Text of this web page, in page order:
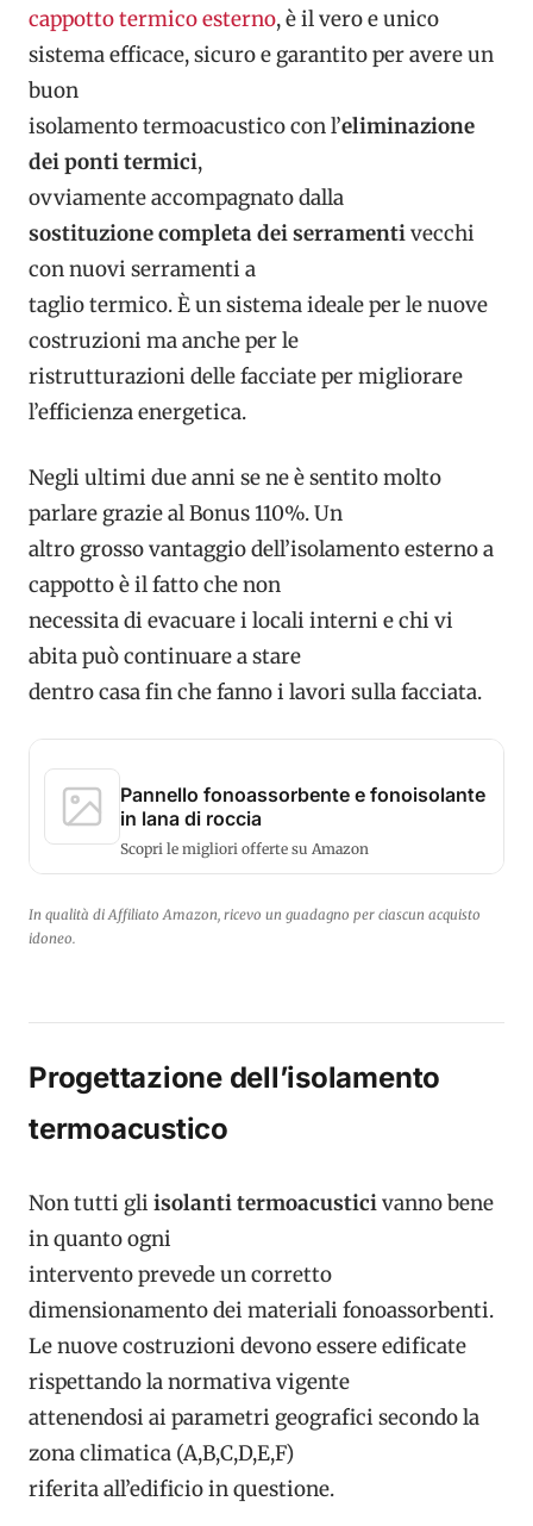
cappotto termico esterno, è il vero e unico
sistema efficace, sicuro e garantito per avere un
buon
isolamento termoacustico con l’eliminazione
dei ponti termici,
ovviamente accompagnato dalla
sostituzione completa dei serramentivecchi
con nuovi serramenti a
taglio termico. È un sistema ideale per le nuove
costruzioni ma anche per le
ristrutturazioni delle facciate per migliorare
l’efficienza energetica.
Negli ultimi due anni se ne è sentito molto
parlare grazie al Bonus 110%. Un
altro grosso vantaggio dell’isolamento esterno a
cappotto è il fatto che non
necessita di evacuare i locali interni e chi vi
abita può continuare a stare
dentro casa fin che fanno i lavori sulla facciata.
Pannello fonoassorbente e fonoisolante
in lana di roccia
Scopri le migliori offerte su Amazon
In qualità di Affiliato Amazon, ricevo un guadagno per ciascun acquisto
idoneo.
Progettazione dell’isolamento
termoacustico
Non tutti gli isolanti termoacusticivanno bene
in quanto ogni
intervento prevede un corretto
dimensionamento dei materiali fonoassorbenti.
Le nuove costruzioni devono essere edificate
rispettando la normativa vigente
attenendosi ai parametri geografici secondo la
zona climatica (A,B,C,D,E,F)
riferita all’edificio in questione.